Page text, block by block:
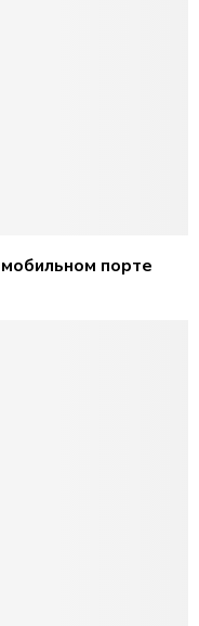
порте